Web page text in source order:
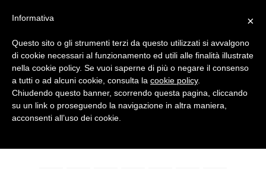
bimbi e viaggi - family travel blog: community #1 in
×
Informativa
Questo sito o gli strumenti terzi da questo utilizzati si avvalgono
di cookie necessari al funzionamento ed utili alle finalità illustrate
nella cookie policy. Se vuoi saperne di più o negare il consenso
a tutti o ad alcuni cookie, consulta la cookie policy.
Chiudendo questo banner, scorrendo questa pagina, cliccando
su un link o proseguendo la navigazione in altra maniera,
acconsenti all’uso dei cookie.